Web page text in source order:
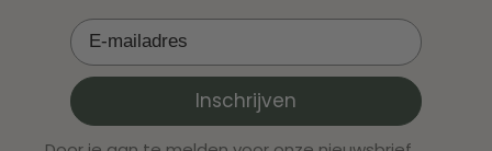
Inschrijven